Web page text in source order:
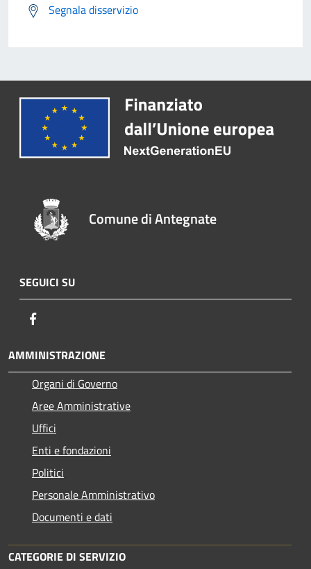
Segnala disservizio
Comune di Antegnate
SEGUICI SU
AMMINISTRAZIONE
Organi di Governo
Aree Amministrative
Uffici
Enti e fondazioni
Politici
Personale Amministrativo
Documenti e dati
CATEGORIE DI SERVIZIO